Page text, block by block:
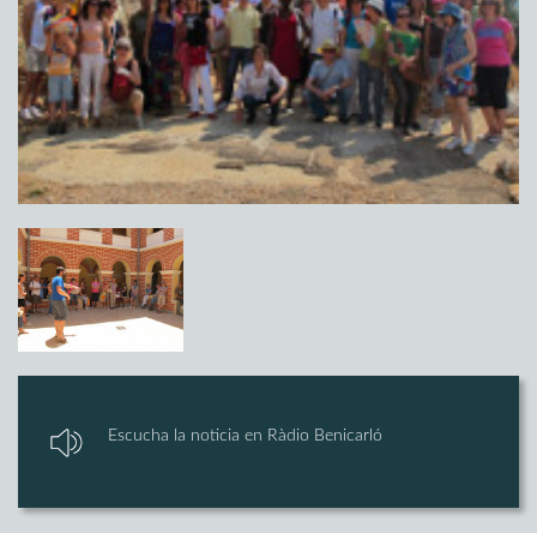
Escucha la noticia en Ràdio Benicarló